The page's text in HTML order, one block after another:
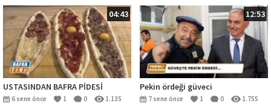
04:43
USTASINDAN BAFRA PİDESİ
6 sene önce 1 0 1.135
12:53
Pekin ördeği güveci
7 sene önce 1 0 1.755